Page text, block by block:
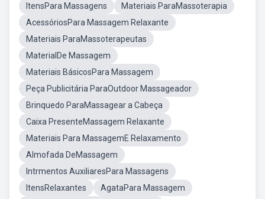
ItensPara Massagens
Materiais ParaMassoterapia
AcessóriosPara Massagem Relaxante
Materiais ParaMassoterapeutas
MaterialDe Massagem
Materiais BásicosPara Massagem
Peça Publicitária ParaOutdoor Massageador
Brinquedo ParaMassagear a Cabeça
Caixa PresenteMassagem Relaxante
Materiais Para MassagemE Relaxamento
Almofada DeMassagem
Intrmentos AuxiliaresPara Massagens
ItensRelaxantes
AgataPara Massagem